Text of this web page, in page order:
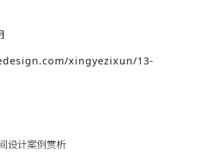
xingyezixun/13-
设计案例赏析